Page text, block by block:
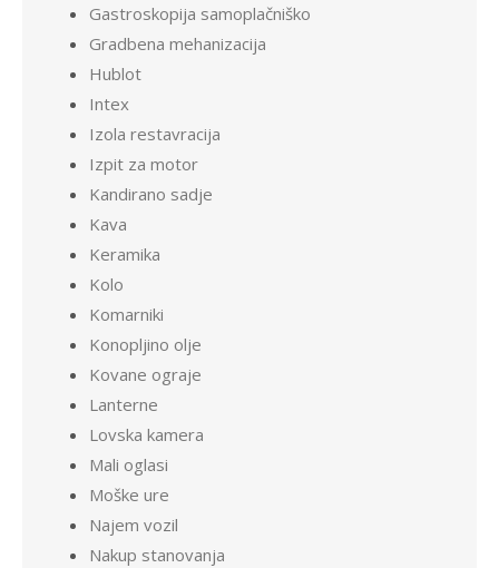
Gastroskopija samoplačniško
Gradbena mehanizacija
Hublot
Intex
Izola restavracija
Izpit za motor
Kandirano sadje
Kava
Keramika
Kolo
Komarniki
Konopljino olje
Kovane ograje
Lanterne
Lovska kamera
Mali oglasi
Moške ure
Najem vozil
Nakup stanovanja